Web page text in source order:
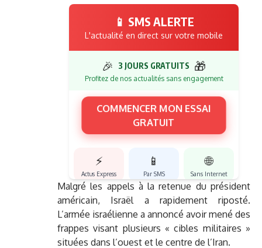
📱 SMS ALERTE
L'actualité en direct sur votre mobile
🎉 3 JOURS GRATUITS 🎁
Profitez de nos actualités sans engagement
COMMENCER MON ESSAI
GRATUIT
⚡
Actus Express
📱
Par SMS
🌐
Sans Internet
Malgré les appels à la retenue du président
américain, Israël a rapidement riposté.
L’armée israélienne a annoncé avoir mené des
frappes visant plusieurs « cibles militaires »
situées dans l’ouest et le centre de l’Iran.